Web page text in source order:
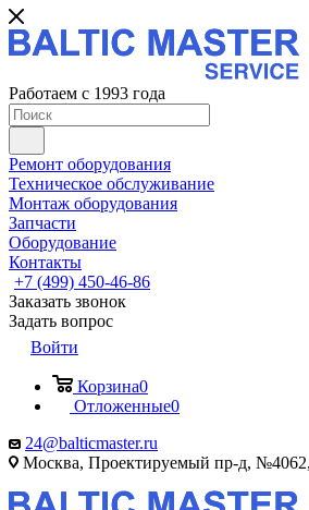
Работаем с 1993 года
Ремонт оборудования
Техническое обслуживание
Монтаж оборудования
Запчасти
Оборудование
Контакты
+7 (499) 450-46-86
Заказать звонок
Задать вопрос
Войти
Корзина0
Отложенные0
24@balticmaster.ru
Москва, Проектируемый пр-д, №4062,